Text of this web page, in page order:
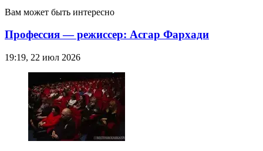
Вам может быть интересно
Профессия — режиссер: Асгар Фархади
19:19, 22 июл 2026